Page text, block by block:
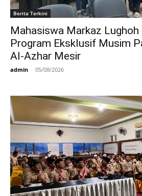
Berita Terkini
Mahasiswa Markaz Lughoh
Program Eksklusif Musim
Al-Azhar Mesir
admin - 05/08/2026